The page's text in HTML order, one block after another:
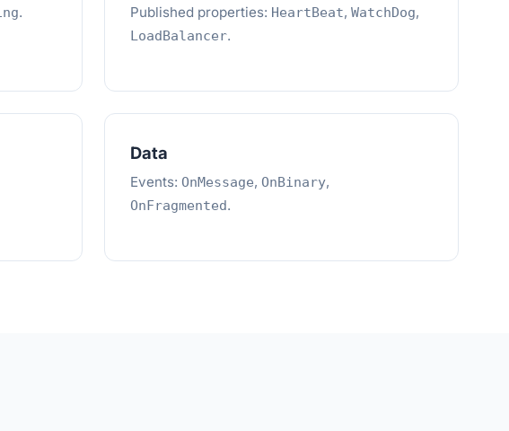
. Published properties: HeartBeat,WatchDog,
LoadBalancer.
Data
Events: OnMessage, OnBinary,
OnFragmented.